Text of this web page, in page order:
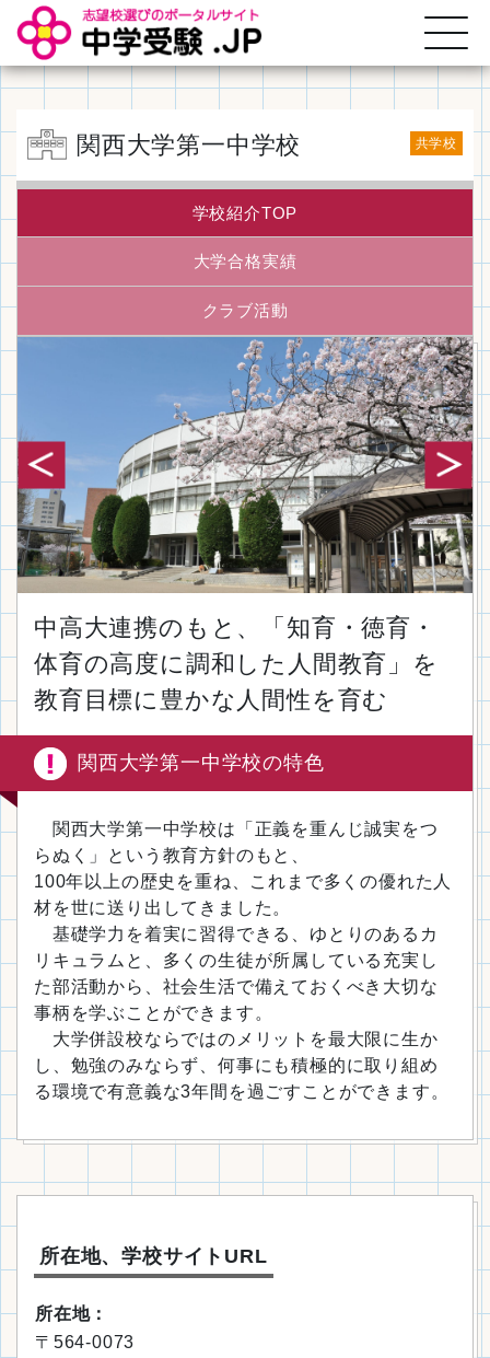
関西大学第一中学校 共学校
学校紹介TOP
大学合格実績
クラブ活動
中高大連携のもと、「知育・徳育・
体育の高度に調和した人間教育」を
教育目標に豊かな人間性を育む
関西大学第一中学校の特色
関西大学第一中学校は「正義を重んじ誠実をつ
らぬく」という教育方針のもと、
100年以上の歴史を重ね、これまで多くの優れた人
材を世に送り出してきました。
基礎学力を着実に習得できる、ゆとりのあるカ
リキュラムと、多くの生徒が所属している充実し
た部活動から、社会生活で備えておくべき大切な
事柄を学ぶことができます。
大学併設校ならではのメリットを最大限に生か
し、勉強のみならず、何事にも積極的に取り組め
る環境で有意義な3年間を過ごすことができます。
所在地、学校サイトURL
所在地：
〒564-0073